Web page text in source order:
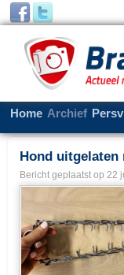
Home Archief
Hond
Bericht geplaatst op 22